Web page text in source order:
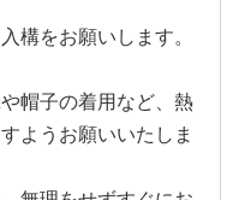
構をお願いします。
帽子の着用など、熱
ようお願いいたしま